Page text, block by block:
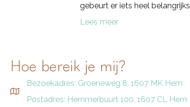
gebeurt er iets heel
Lees meer
Hoe bereik je mij?
Bezoekadres: Groeneweg 8, 1607 MK Hem
Postadres: Hemmerbuurt 100, 1607 CL Hem